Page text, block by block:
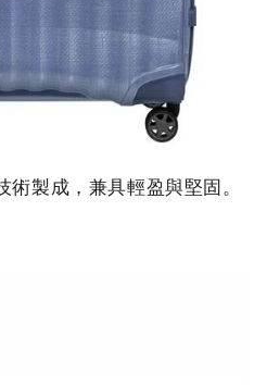
製成，兼具輕盈與堅固。